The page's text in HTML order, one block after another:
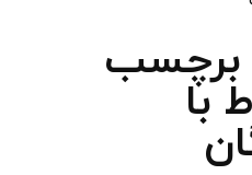
برچسب
با